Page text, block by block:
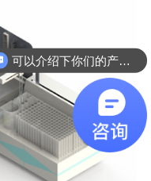
可以介绍下你们的产品么